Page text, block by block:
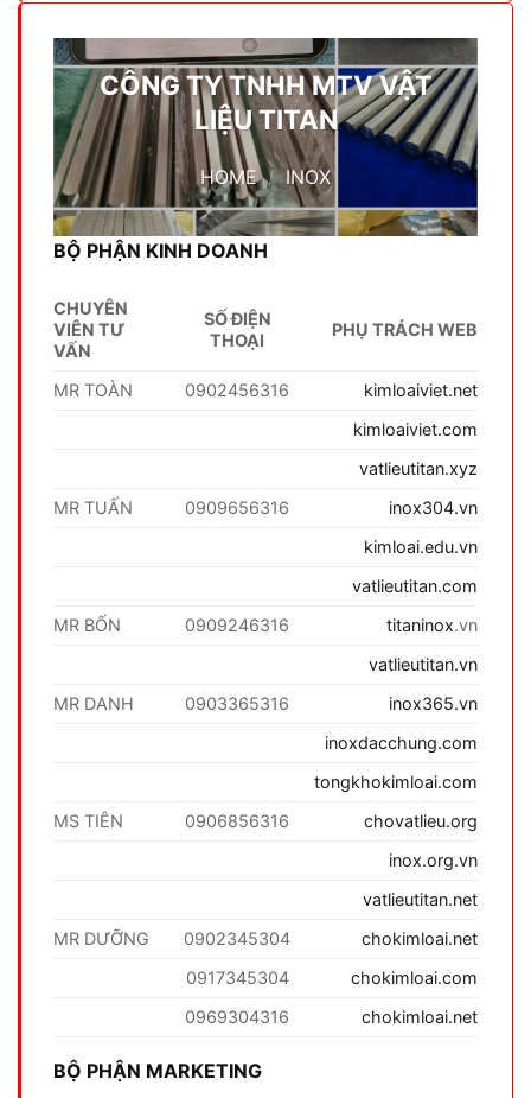
CÔNG TY TNHH MTV VẬT
LIỆU TITAN
HOME / INOX
BỘ PHẬN KINH DOANH
CHUYÊN
VIÊN TƯ
VẤN
SỐ ĐIỆN
THOẠI
PHỤ TRÁCH WEB
MR TOÀN 0902456316
kimloaiviet.net
kimloaiviet.com
vatlieutitan.xyz
MR TUẤN
0909656316
inox304.vn
kimloai.edu.vn
vatlieutitan.com
MR BỐN
0909246316 titaninox.vn
vatlieutitan.vn
MR DANH
0903365316
inox365.vn
inoxdacchung.com
tongkhokimloai.com
MS TIÊN
0906856316
chovatlieu.org
inox.org.vn
vatlieutitan.net
MR DƯỠNG
0902345304
chokimloai.net
0917345304
chokimloai.com
0969304316
chokimloai.net
BỘ PHẬN MARKETING